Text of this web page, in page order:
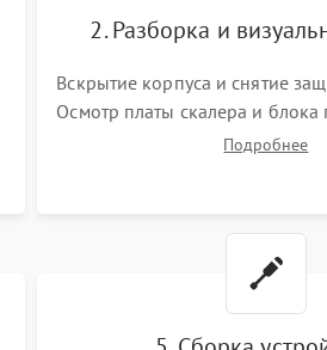
2. Разборка и
Вскрытие корпуса и снятие
Осмотр платы скалера и блока
наличие вздутых
Подробнее